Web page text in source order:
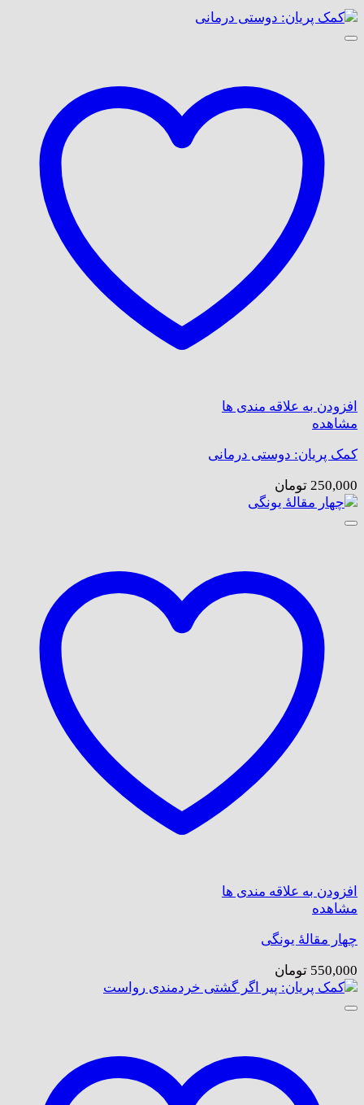
افزودن به علاقه مندی ها
مشاهده
کمک پریان: دوستی درمانی
250,000 تومان
افزودن به علاقه مندی ها
مشاهده
چهار مقالهٔ یونگی
550,000 تومان